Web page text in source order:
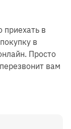
приехать в
в
Просто
вам